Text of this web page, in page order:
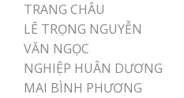
TRANG CHÂU
LÊ TRỌNG NGUYỄN
VĂN NGỌC
NGHIỆP HUÂN DƯƠNG
MAI BÌNH PHƯƠNG